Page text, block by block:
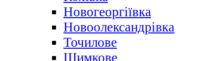
Новогеоргіївка
Новоолександрівка
Точилове
Шимкове